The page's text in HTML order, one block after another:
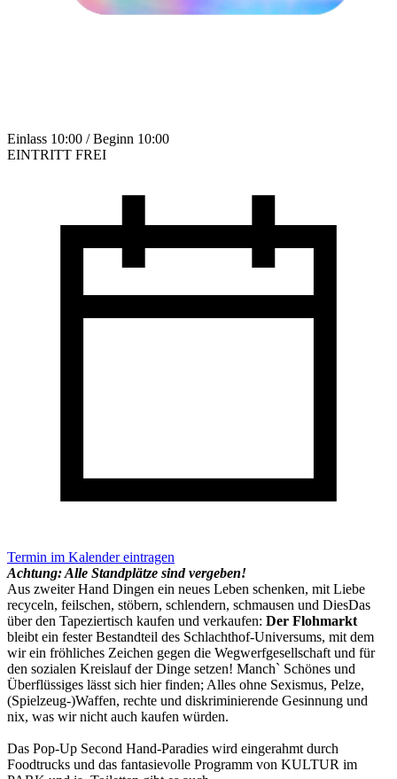
Einlass 10:00 / Beginn 10:00
EINTRITT FREI
Termin im Kalender eintragen
Achtung: Alle Standplätze sind vergeben!
Aus zweiter Hand Dingen ein neues Leben schenken, mit Liebe
recyceln, feilschen, stöbern, schlendern, schmausen und DiesDas
über den Tapeziertisch kaufen und verkaufen: Der Flohmarkt
bleibt ein fester Bestandteil des Schlachthof-Universums, mit dem
wir ein fröhliches Zeichen gegen die Wegwerfgesellschaft und für
den sozialen Kreislauf der Dinge setzen! Manch` Schönes und
Überflüssiges lässt sich hier finden; Alles ohne Sexismus, Pelze,
(Spielzeug-)Waffen, rechte und diskriminierende Gesinnung und
nix, was wir nicht auch kaufen würden.
Das Pop-Up Second Hand-Paradies wird eingerahmt durch
Foodtrucks und das fantasievolle Programm von KULTUR im